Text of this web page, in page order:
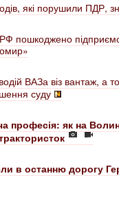
які порушили ПДР,
РФ пошкоджено
ВАЗа віз вантаж, а
суду
професія: як на
в останню дорогу